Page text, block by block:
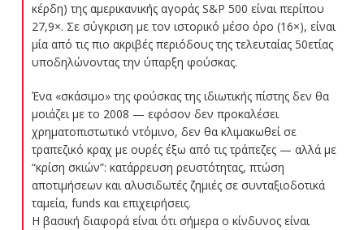
κέρδη) της αμερικανικής αγοράς S&P 500 είναι περίπου
27,9×. Σε σύγκριση με τον ιστορικό μέσο όρο (16×), είναι
μία από τις πιο ακριβές περιόδους της τελευταίας 50ετίας
υποδηλώνοντας την ύπαρξη φούσκας.
Ένα «σκάσιμο» της φούσκας της ιδιωτικής πίστης δεν θα
μοιάζει με το 2008 — εφόσον δεν προκαλέσει
χρηματοπιστωτικό ντόμινο, δεν θα κλιμακωθεί σε
τραπεζικό κραχ με ουρές έξω από τις τράπεζες — αλλά με
“κρίση σκιών”: κατάρρευση ρευστότητας, πτώση
αποτιμήσεων και αλυσιδωτές ζημιές σε συνταξιοδοτικά
ταμεία, funds και επιχειρήσεις.
Η βασική διαφορά είναι ότι σήμερα ο κίνδυνος είναι